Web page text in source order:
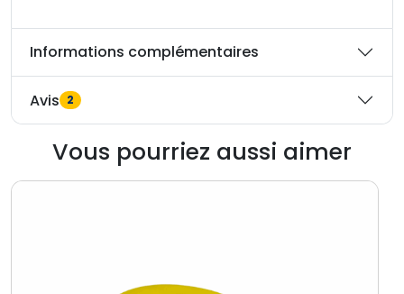
Informations complémentaires
Avis 2
Vous pourriez aussi aimer